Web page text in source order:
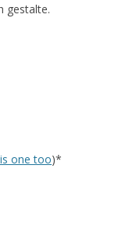
gestalte.
one too)*